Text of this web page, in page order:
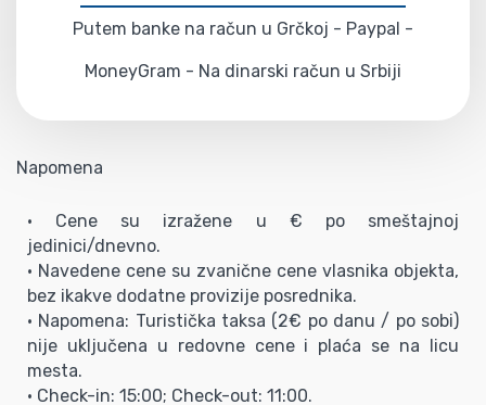
Putem banke na račun u Grčkoj - Paypal -
MoneyGram - Na dinarski račun u Srbiji
Napomena
• Cene su izražene u € po smeštajnoj
jedinici/dnevno.
• Navedene cene su zvanične cene vlasnika objekta,
bez ikakve dodatne provizije posrednika.
• Napomena: Turistička taksa (2€ po danu / po sobi)
nije uključena u redovne cene i plaća se na licu
mesta.
• Check-in: 15:00; Check-out: 11:00.